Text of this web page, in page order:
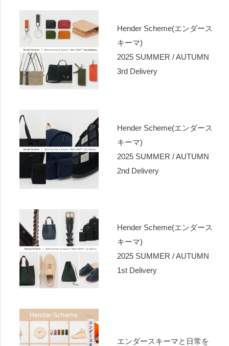
Hender Scheme(エンダース
キーマ)
2025 SUMMER / AUTUMN
3rd Delivery
Hender Scheme(エンダース
キーマ)
2025 SUMMER / AUTUMN
2nd Delivery
Hender Scheme(エンダース
キーマ)
2025 SUMMER / AUTUMN
1st Delivery
エンダースキーマと日常を